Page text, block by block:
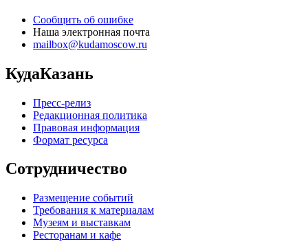
Сообщить об ошибке
Наша электронная почта
mailbox@kudamoscow.ru
КудаКазань
Пресс-релиз
Редакционная политика
Правовая информация
Формат ресурса
Сотрудничество
Размещение событий
Требования к материалам
Музеям и выставкам
Ресторанам и кафе